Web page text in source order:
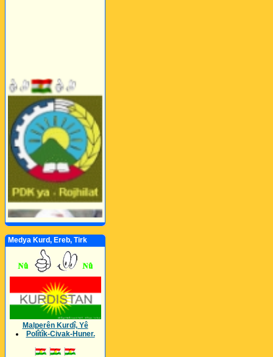
Medya Kurd, Ereb, Tirk
Malperên Kurdî, Yê
Polîtîk-Civak-Huner.